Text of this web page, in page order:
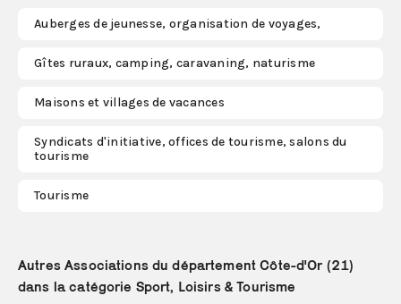
LA
Se
S'abonner
Auberges de jeunesse, organisation de voyages,
Gîtes ruraux, camping, caravaning, naturisme
Maisons et villages de vacances
Syndicats d'initiative, offices de tourisme, salons du
tourisme
Tourisme
Autres Associations du département Côte-d'Or (21)
dans la catégorie Sport, Loisirs & Tourisme